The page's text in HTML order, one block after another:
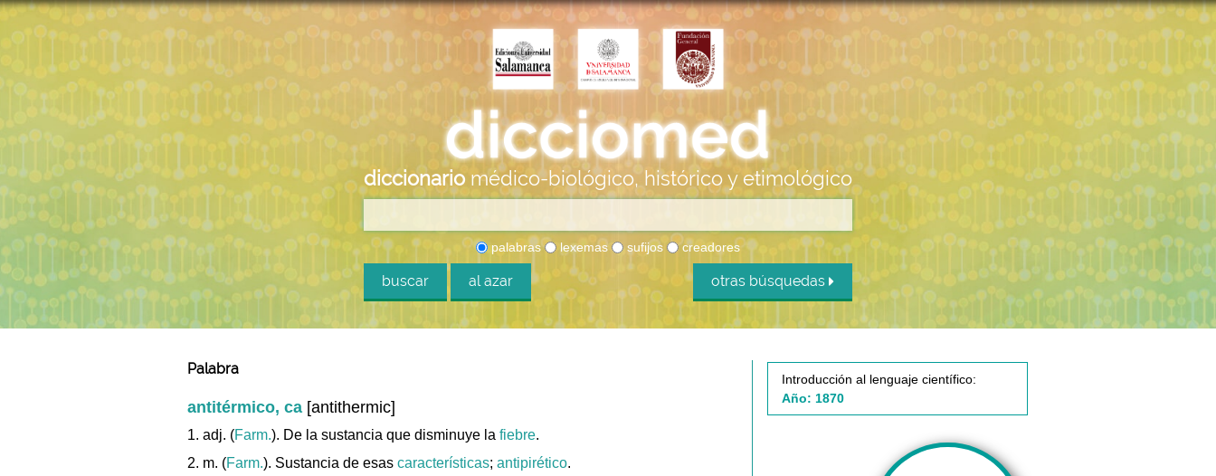
diccionario médico-biológico, histórico y etimológico
palabras lexemas sufijos creadores
buscar al azar otras búsquedas
Palabra
antitérmico, ca [antithermic]
1. adj. (Farm.). De la sustancia que disminuye la fiebre.
2. m. (Farm.). Sustancia de esas características; antipirético.
Introducción al lenguaje científico:
Año: 1870